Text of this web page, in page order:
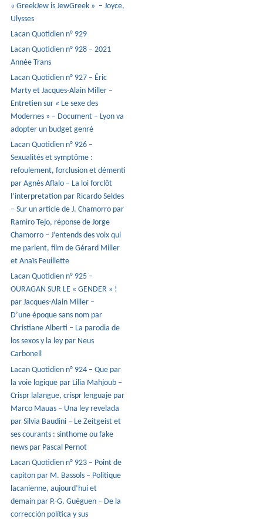
« GreekJew is JewGreek » – Joyce,
Ulysses
Lacan Quotidien n° 929
Lacan Quotidien n° 928 – 2021
Année Trans
Lacan Quotidien n° 927 – Éric
Marty et Jacques-Alain Miller –
Entretien sur « Le sexe des
Modernes » – Document – Lyon va
adopter un budget genré
Lacan Quotidien n° 926 –
Sexualités et symptôme :
refoulement, forclusion et démenti
par Agnès Aflalo – La loi forclôt
l’interpretation par Ricardo Seldes
– Sur un article de J. Chamorro par
Ramiro Tejo, réponse de Jorge
Chamorro – J’entends des voix qui
me parlent, film de Gérard Miller
et Anaïs Feuillette
Lacan Quotidien n° 925 –
OURAGAN SUR LE « GENDER » !
par Jacques-Alain Miller –
D’une époque sans nom par
Christiane Alberti – La parodia de
los sexos y la ley par Neus
Carbonell
Lacan Quotidien n° 924 – Que par
la voie logique par Lilia Mahjoub –
Crispr lalangue, crispr lenguaje par
Marco Mauas – Una ley revelada
par Silvia Baudini – Le Zeitgeist et
ses courants : sinthome ou fake
news par Pascal Pernot
Lacan Quotidien n° 923 – Point de
capiton par M. Bassols – Politique
lacanienne, aujourd’hui et
demain par P.-G. Guéguen – De la
corrección política y sus